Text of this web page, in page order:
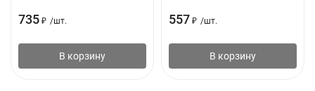
735 ₽ /шт.
В корзину
557 ₽ /шт.
В корзину